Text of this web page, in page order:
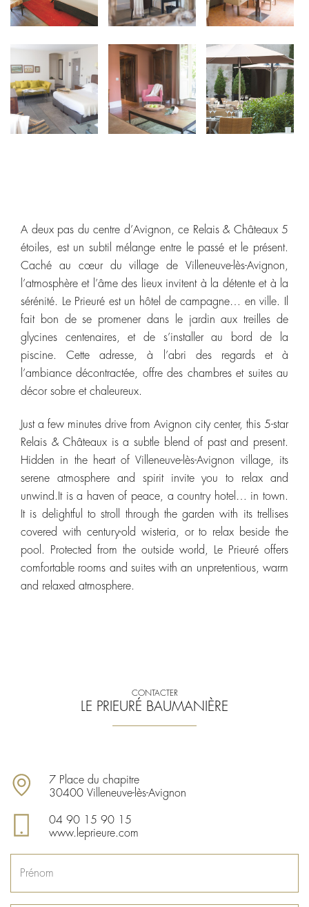
A deux pas du centre d’Avignon, ce Relais & Châteaux 5
étoiles, est un subtil mélange entre le passé et le présent.
Caché au cœur du village de Villeneuve-lès-Avignon,
l’atmosphère et l’âme des lieux invitent à la détente et à la
sérénité. Le Prieuré est un hôtel de campagne… en ville. Il
fait bon de se promener dans le jardin aux treilles de
glycines centenaires, et de s’installer au bord de la
piscine. Cette adresse, à l’abri des regards et à
l’ambiance décontractée, offre des chambres et suites au
décor sobre et chaleureux.
Just a few minutes drive from Avignon city center, this 5-star
Relais & Châteaux is a subtle blend of past and present.
Hidden in the heart of Villeneuve-lès-Avignon village, its
serene atmosphere and spirit invite you to relax and
unwind.It is a haven of peace, a country hotel… in town.
It is delightful to stroll through the garden with its trellises
covered with century-old wisteria, or to relax beside the
pool. Protected from the outside world, Le Prieuré offers
comfortable rooms and suites with an unpretentious, warm
and relaxed atmosphere.
CONTACTER
LE PRIEURÉ BAUMANIÈRE
7 Place du chapitre
30400 Villeneuve-lès-Avignon
04 90 15 90 15
www.leprieure.com